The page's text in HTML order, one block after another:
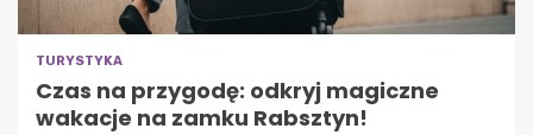
TURYSTYKA
Czas na przygodę: odkryj magiczne
wakacje na zamku Rabsztyn!